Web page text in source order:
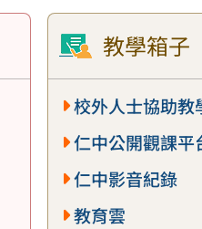
教學箱子
校外人士協助教
仁中公開觀課平
仁中影音紀錄
教育雲